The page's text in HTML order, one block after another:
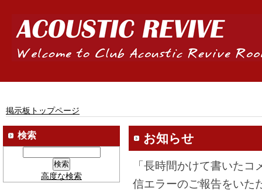
掲示板トップページ
お知らせ
「長時間かけて書いた
信エラーのご報告をいた
検索
高度な検索